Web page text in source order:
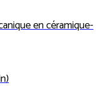
en céramique-